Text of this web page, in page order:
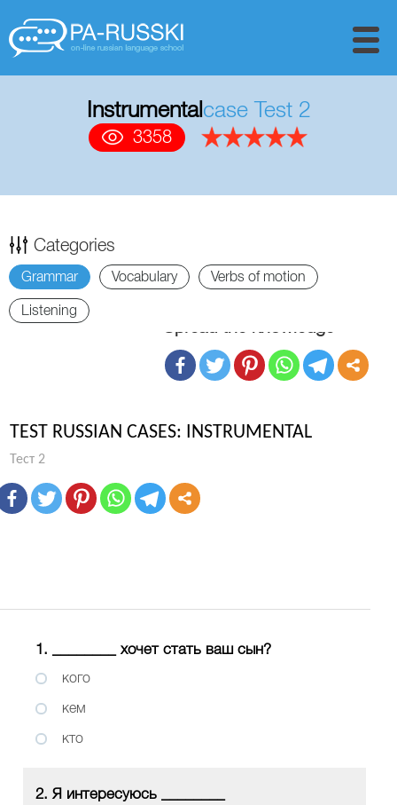
Instrumentalcase Test 2
3358
Categories
Grammar Vocabulary Verbs of motion
Listening
TEST RUSSIAN CASES: INSTRUMENTAL
Тест 2
1. ________ хочет стать ваш сын?
кого
кем
кто
2. Я интересуюсь ________